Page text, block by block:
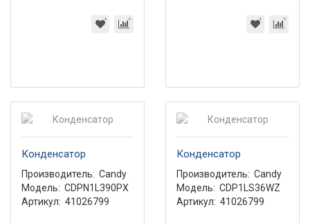
Конденсатор
Производитель: Candy
Модель: CDPN1L390PX
Артикул: 41026799
Конденсатор
Производитель: Candy
Модель: CDP1LS36WZ
Артикул: 41026799